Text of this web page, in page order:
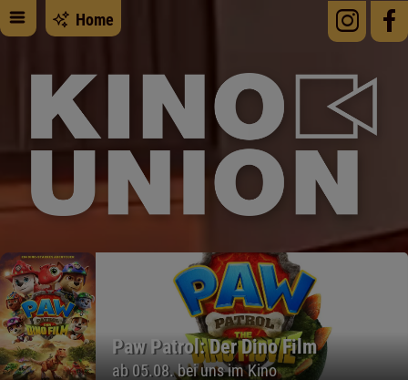
Home
Paw Patrol: Der Dino Film
ab 05.08. bei uns im Kino